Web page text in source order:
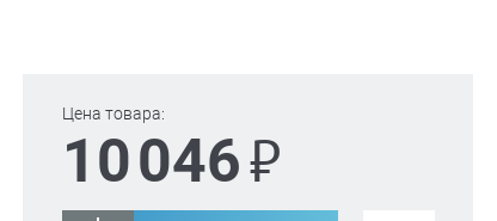
Цена товара:
10 046₽